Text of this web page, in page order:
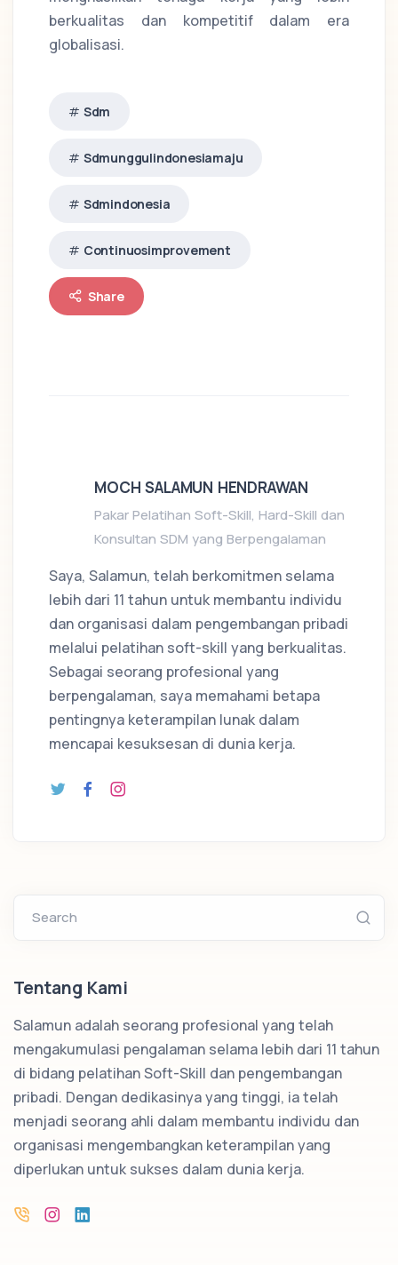
berkualitas dan kompetitif dalam era
globalisasi.
Sdm
Sdmunggulindonesiamaju
Sdmindonesia
Continuosimprovement
Share
MOCH SALAMUN HENDRAWAN
Pakar Pelatihan Soft-Skill, Hard-Skill dan
Konsultan SDM yang Berpengalaman
Saya, Salamun, telah berkomitmen selama
lebih dari 11 tahun untuk membantu individu
dan organisasi dalam pengembangan pribadi
melalui pelatihan soft-skill yang berkualitas.
Sebagai seorang profesional yang
berpengalaman, saya memahami betapa
pentingnya keterampilan lunak dalam
mencapai kesuksesan di dunia kerja.
Search
Tentang Kami
Salamun adalah seorang profesional yang telah
mengakumulasi pengalaman selama lebih dari 11 tahun
di bidang pelatihan Soft-Skill dan pengembangan
pribadi. Dengan dedikasinya yang tinggi, ia telah
menjadi seorang ahli dalam membantu individu dan
organisasi mengembangkan keterampilan yang
diperlukan untuk sukses dalam dunia kerja.